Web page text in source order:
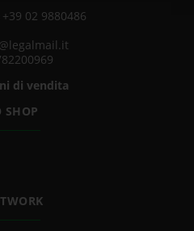
02 9880486
di vendita
SHOP